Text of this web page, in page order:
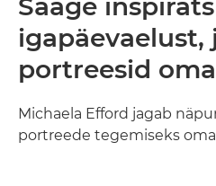
Saage
igapäevaelust,
portreesid
Michaela Efford jagab
portreede tegemiseks